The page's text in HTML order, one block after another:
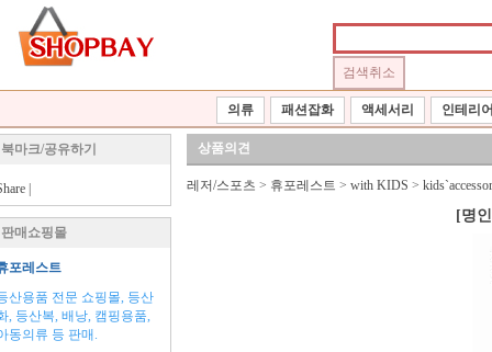
의류 패션잡화 액세서리 인테리
북마크/공유하기
판매쇼핑몰
포레스트
산용품 전문 쇼핑몰, 등산
, 등산복, 배낭, 캠핑용품,
동의류 등 판매.
상품의견
레저/스포츠 > 휴포레스트 > with KIDS >
[명